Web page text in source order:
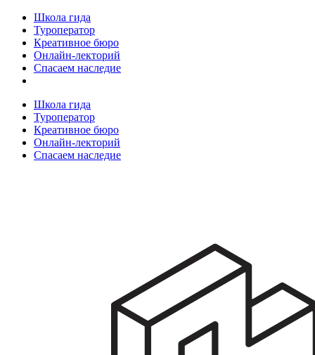
Школа гида
Туроператор
Креативное бюро
Онлайн-лекторий
Спасаем наследие
Школа гида
Туроператор
Креативное бюро
Онлайн-лекторий
Спасаем наследие